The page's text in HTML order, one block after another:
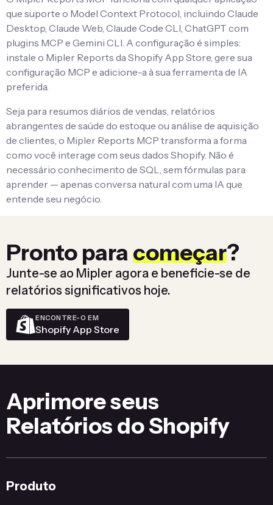
que suporte o Model Context Protocol, incluindo Claude
Desktop, Claude Web, Claude Code CLI, ChatGPT com
plugins MCP e Gemini CLI. A configuração é simples:
instale o Mipler Reports da Shopify App Store, gere sua
configuração MCP e adicione-a à sua ferramenta de IA
preferida.
Seja para resumos diários de vendas, relatórios
abrangentes de saúde do estoque ou análise de aquisição
de clientes, o Mipler Reports MCP transforma a forma
como você interage com seus dados Shopify. Não é
necessário conhecimento de SQL, sem fórmulas para
aprender — apenas conversa natural com uma IA que
entende seu negócio.
Pronto para começar?
Junte-se ao Mipler agora e beneficie-se de
relatórios significativos hoje.
ENCONTRE-O EM
Shopify App Store
Aprimore seus
Relatórios do Shopify
Produto